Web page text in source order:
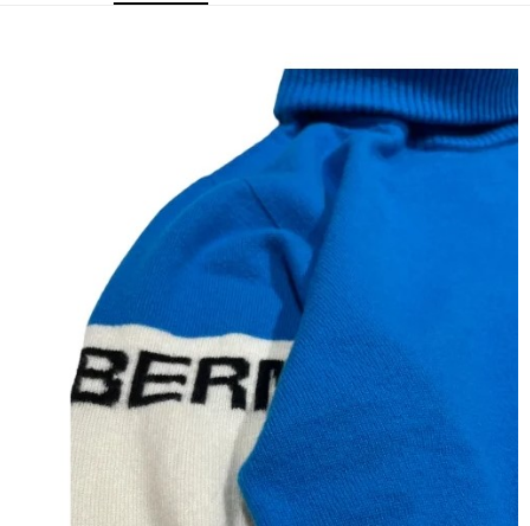
7-11取貨付款
每筆NT$60
付款後7-11取貨
每筆NT$60